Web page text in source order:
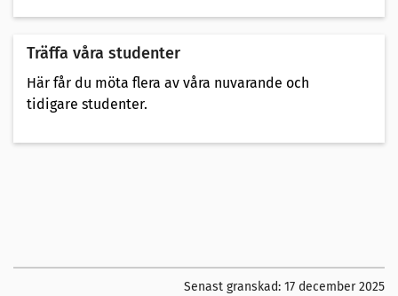
Träffa våra studenter
Här får du möta flera av våra nuvarande och
tidigare studenter.
Senast granskad: 17 december 2025